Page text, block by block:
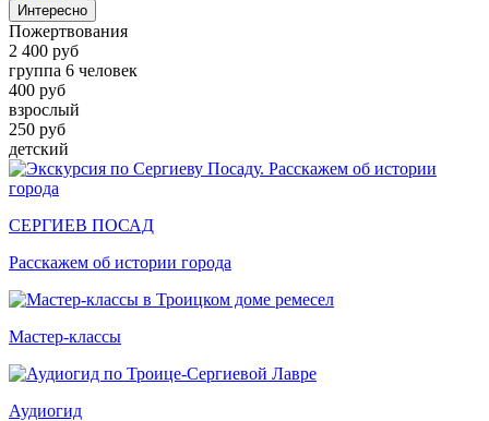
Интересно
Пожертвования
2 400 руб
группа 6 человек
400 руб
взрослый
250 руб
детский
СЕРГИЕВ ПОСАД
Расскажем об истории города
Мастер-классы
Аудиогид